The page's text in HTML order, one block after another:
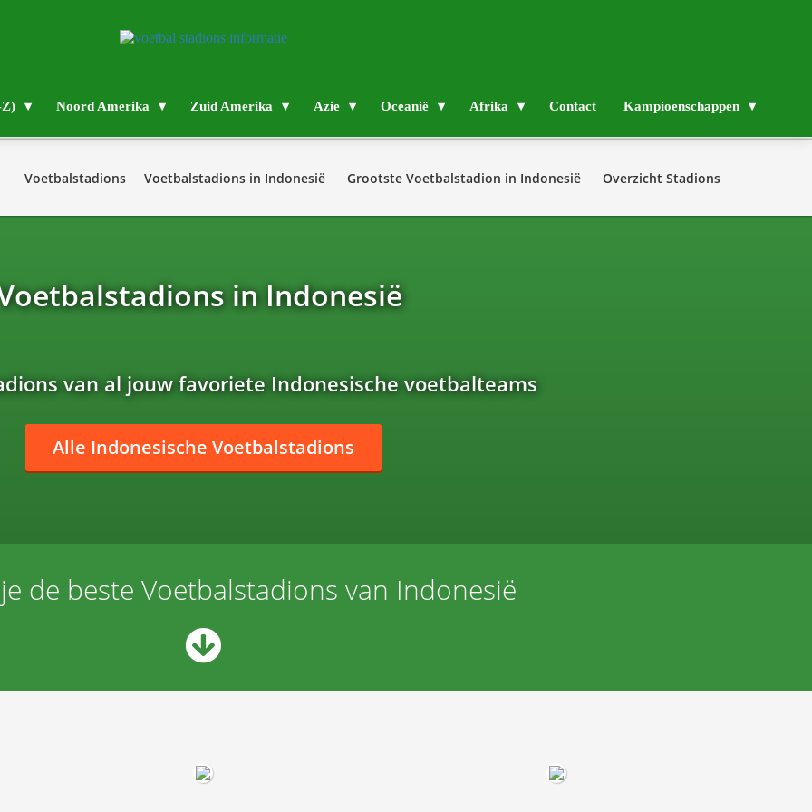
Z) Noord Amerika Zuid Amerika Azie Oceanië Afrika Contact Kampioenschappen
Voetbalstadions Voetbalstadions in Indonesië Grootste Voetbalstadion in Indonesië Overzicht Stadions
in Indonesië
van al jouw favoriete Indonesische voetbalteams
Alle Indonesische Voetbalstadions
de beste Voetbalstadions van Indonesië